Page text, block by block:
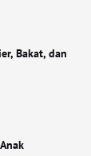
Bakat, dan